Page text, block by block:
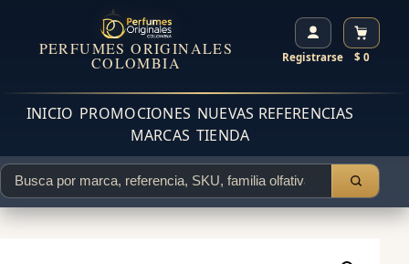
PERFUMES ORIGINALES
COLOMBIA Registrarse $ 0
INICIO PROMOCIONES NUEVAS REFERENCIAS
MARCAS TIENDA